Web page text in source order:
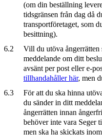
(om din beställning
tidsgränsen från dag då
transportföretaget, som
besittning).
6.2
Vill du utöva
meddelande om ditt
avsänt per post eller e-
tillhandahåller här, men
6.3
För att du ska hinna
du sänder in ditt
ångerrätten innan
behöver inte vara Seger
men ska ha skickats